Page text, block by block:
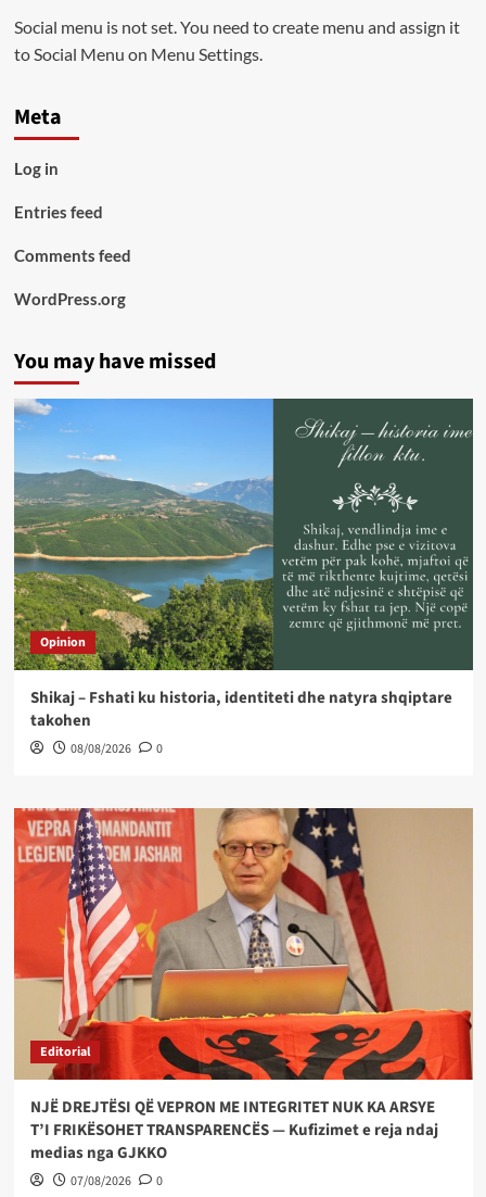
Social menu is not set. You need to create menu and assign it
to Social Menu on Menu Settings.
Meta
Log in
Entries feed
Comments feed
WordPress.org
You may have missed
Opinion
Shikaj – Fshati ku historia, identiteti dhe natyra shqiptare
takohen
08/08/2026 0
Editorial
NJË DREJTËSI QË VEPRON ME INTEGRITET NUK KA ARSYE
T’I FRIKËSOHET TRANSPARENCËS — Kufizimet e reja ndaj
medias nga GJKKO
07/08/2026 0